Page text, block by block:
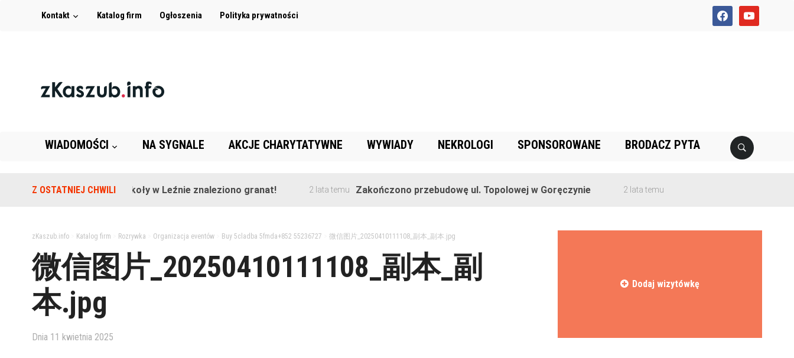
facebookyoutube
Kontakt Katalog firm Ogłoszenia Polityka prywatności
WIADOMOŚCI NA SYGNALE AKCJE CHARYTATYWNE WYWIADY NEKROLOGI SPONSOROWANE BRODACZ PYTA
Z OSTATNIEJ CHWILI
Na terenie szkoły w Leźnie znaleziono granat! 2 lata temu Zakończono przebudowę ul. Topolowej w Goręczynie 2 lata temu
zKaszub.info> Katalog firm Rozrywka Organizacja eventów> Buy 5cladba 5fmda+852 55236727 微信图片_20250410111108_副本_副本.jpg
微信图片_20250410111108_副本_副
本.jpg
Dnia 11 kwietnia 2025
Dodaj wizytówkę